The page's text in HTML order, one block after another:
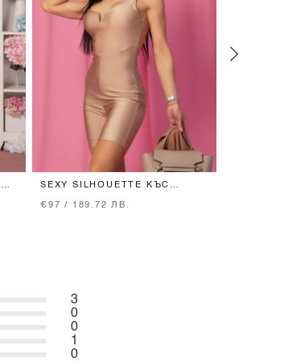
SEXY SILHOUETTE КЪС
€97 / 189.72 ЛВ.
3
0
0
1
0